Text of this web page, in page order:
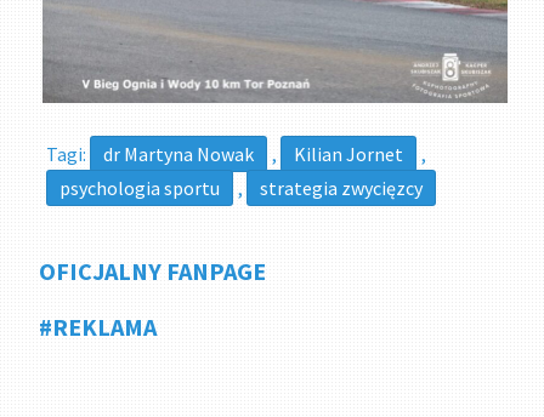
Tagi: dr Martyna Nowak , Kilian Jornet
,
psychologia sportu
, strategia zwycięzcy
OFICJALNY FANPAGE
#REKLAMA